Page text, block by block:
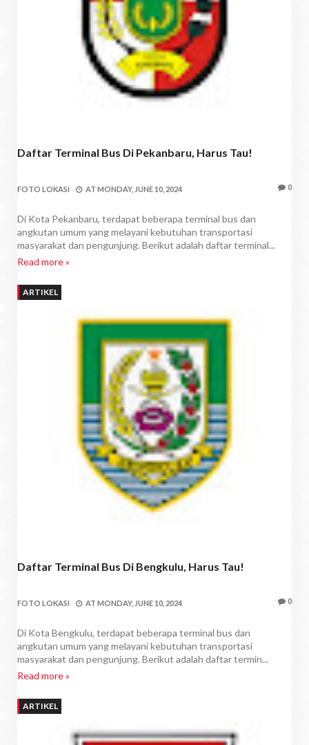
Daftar Terminal Bus Di Pekanbaru, Harus Tau!
FOTO LOKASI AT MONDAY, JUNE 10, 2024 0
Di Kota Pekanbaru, terdapat beberapa terminal bus dan
angkutan umum yang melayani kebutuhan transportasi
masyarakat dan pengunjung. Berikut adalah daftar terminal...
Read more »
ARTIKEL
Daftar Terminal Bus Di Bengkulu, Harus Tau!
FOTO LOKASI AT MONDAY, JUNE 10, 2024 0
Di Kota Bengkulu, terdapat beberapa terminal bus dan
angkutan umum yang melayani kebutuhan transportasi
masyarakat dan pengunjung. Berikut adalah daftar termin...
Read more »
ARTIKEL